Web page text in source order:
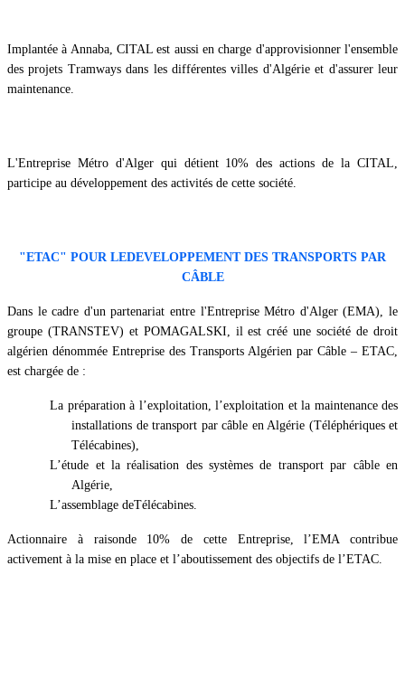
Implantée à Annaba, CITAL est aussi en charge d'approvisionner l'ensemble
des projets Tramways dans les différentes villes d'Algérie et d'assurer leur
maintenance.
L'Entreprise Métro d'Alger qui détient 10% des actions de la CITAL,
participe au développement des activités de cette société.
"ETAC" POUR LEDEVELOPPEMENT DES TRANSPORTS PAR
CÂBLE
Dans le cadre d'un partenariat entre l'Entreprise Métro d'Alger (EMA), le
groupe (TRANSTEV) et POMAGALSKI, il est créé une société de droit
algérien dénommée Entreprise des Transports Algérien par Câble – ETAC,
est chargée de :
La préparation à l’exploitation, l’exploitation et la maintenance des
installations de transport par câble en Algérie (Téléphériques et
Télécabines),
L’étude et la réalisation des systèmes de transport par câble en
Algérie,
L’assemblage deTélécabines.
Actionnaire à raisonde 10% de cette Entreprise, l’EMA contribue
activement à la mise en place et l’aboutissement des objectifs de l’ETAC.